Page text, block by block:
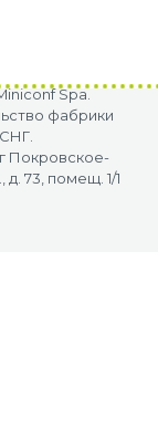
Spa.
фабрики
Покровское-
73, помещ. 1/1